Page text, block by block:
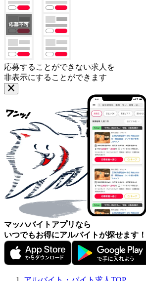
応募することができない求人を
非表示にすることができます
マッハバイトアプリなら
いつでもお得にアルバイトが探せます！